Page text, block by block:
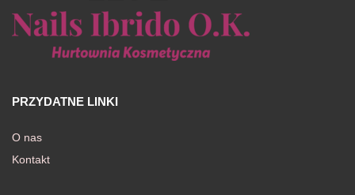
PRZYDATNE LINKI
O nas
Kontakt